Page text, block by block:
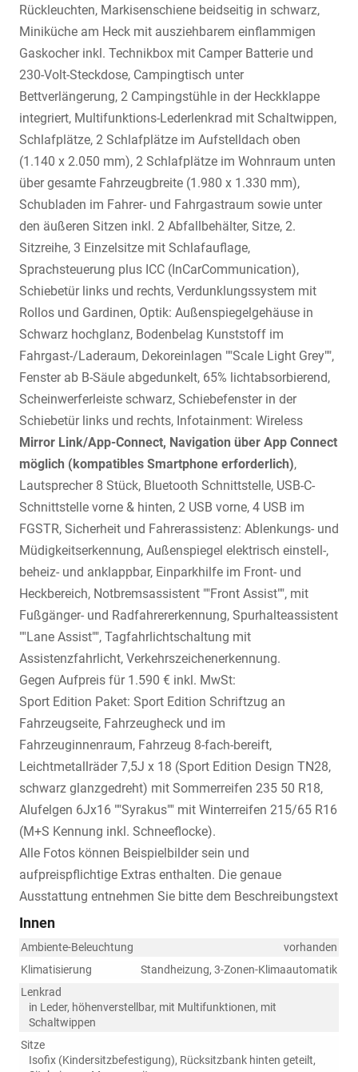
Rückleuchten, Markisenschiene beidseitig in schwarz,
Miniküche am Heck mit ausziehbarem einflammigen
Gaskocher inkl. Technikbox mit Camper Batterie und
230-Volt-Steckdose, Campingtisch unter
Bettverlängerung, 2 Campingstühle in der Heckklappe
integriert, Multifunktions-Lederlenkrad mit Schaltwippen,
Schlafplätze, 2 Schlafplätze im Aufstelldach oben
(1.140 x 2.050 mm), 2 Schlafplätze im Wohnraum unten
über gesamte Fahrzeugbreite (1.980 x 1.330 mm),
Schubladen im Fahrer- und Fahrgastraum sowie unter
den äußeren Sitzen inkl. 2 Abfallbehälter, Sitze, 2.
Sitzreihe, 3 Einzelsitze mit Schlafauflage,
Sprachsteuerung plus ICC (InCarCommunication),
Schiebetür links und rechts, Verdunklungssystem mit
Rollos und Gardinen, Optik: Außenspiegelgehäuse in
Schwarz hochglanz, Bodenbelag Kunststoff im
Fahrgast-/Laderaum, Dekoreinlagen ""Scale Light Grey"",
Fenster ab B-Säule abgedunkelt, 65% lichtabsorbierend,
Scheinwerferleiste schwarz, Schiebefenster in der
Schiebetür links und rechts, Infotainment: Wireless
Mirror Link/App-Connect, Navigation über App Connect
möglich (kompatibles Smartphone erforderlich),
Lautsprecher 8 Stück, Bluetooth Schnittstelle, USB-C-
Schnittstelle vorne & hinten, 2 USB vorne, 4 USB im
FGSTR, Sicherheit und Fahrerassistenz: Ablenkungs- und
Müdigkeitserkennung, Außenspiegel elektrisch einstell-,
beheiz- und anklappbar, Einparkhilfe im Front- und
Heckbereich, Notbremsassistent ""Front Assist"", mit
Fußgänger- und Radfahrererkennung, Spurhalteassistent
""Lane Assist"", Tagfahrlichtschaltung mit
Assistenzfahrlicht, Verkehrszeichenerkennung.
Gegen Aufpreis für 1.590 € inkl. MwSt:
Sport Edition Paket: Sport Edition Schriftzug an
Fahrzeugseite, Fahrzeugheck und im
Fahrzeuginnenraum, Fahrzeug 8-fach-bereift,
Leichtmetallräder 7,5J x 18 (Sport Edition Design TN28,
schwarz glanzgedreht) mit Sommerreifen 235 50 R18,
Alufelgen 6Jx16 ""Syrakus"" mit Winterreifen 215/65 R16
(M+S Kennung inkl. Schneeflocke).
Alle Fotos können Beispielbilder sein und
aufpreispflichtige Extras enthalten. Die genaue
Ausstattung entnehmen Sie bitte dem Beschreibungstext
Innen
Ambiente-Beleuchtung
vorhanden
Klimatisierung
Standheizung, 3-Zonen-Klimaautomatik
Lenkrad
in Leder, höhenverstellbar, mit Multifunktionen, mit
Schaltwippen
Sitze
Isofix (Kindersitzbefestigung), Rücksitzbank hinten geteilt,